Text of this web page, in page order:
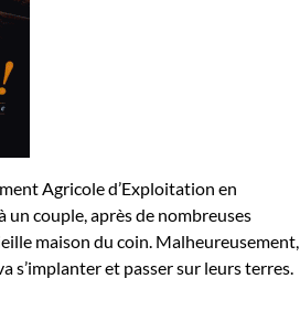
Agricole d’Exploitation en
un couple, après de nombreuses
maison du coin. Malheureusement,
s’implanter et passer sur leurs terres.